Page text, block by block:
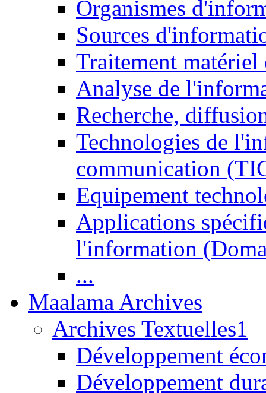
Organismes
Sources
Traitement matériel
Analyse de
Recherche,
Technologies de
communication
Equipement
Applications
l'information
...
Maalama Archives
Archives Textuelles1
Développement
Développement